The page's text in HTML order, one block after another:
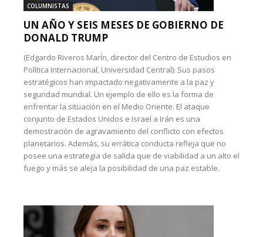
COLUMNISTAS
UN AÑO Y SEIS MESES DE GOBIERNO DE
DONALD TRUMP
(Edgardo Riveros Marín, director del Centro de Estudios en
Política Internacional, Universidad Central): Sus pasos
estratégicos han impactado negativamente a la paz y
seguridad mundial. Un ejemplo de ello es la forma de
enfrentar la situación en el Medio Oriente. El ataque
conjunto de Estados Unidos e Israel a Irán es una
demostración de agravamiento del conflicto con efectos
planetarios. Además, su errática conducta refleja que no
posee una estrategia de salida que de viabilidad a un alto el
fuego y más se aleja la posibilidad de una paz estable.